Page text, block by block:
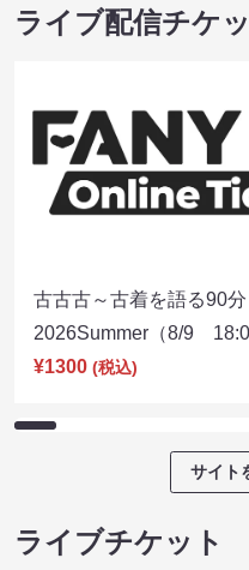
ライブ配信チケ
古古古～古着を語る90分
2026Summer（8/9
¥1300 (税込)
サイト
ライブチケット